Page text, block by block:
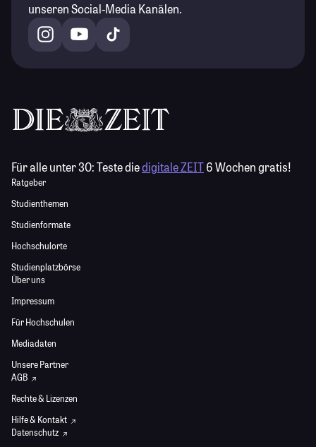
unseren Social-Media Kanälen.
Für alle unter 30:Teste diedigitale ZEIT6 Wochen gratis!
Ratgeber
Studienthemen
Studienformate
Hochschulorte
Studienplatzbörse
Über uns
Impressum
Für Hochschulen
Mediadaten
Unsere Partner
AGB
Rechte & Lizenzen
Hilfe & Kontakt
Datenschutz